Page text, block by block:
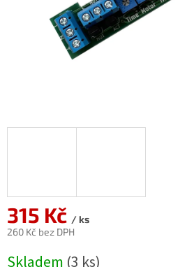
315 Kč / ks
260 Kč bez DPH
cena:
Skladem (3 ks)